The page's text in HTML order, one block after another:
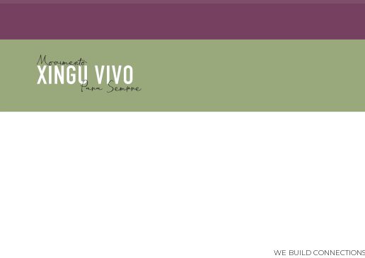
WE BUILD